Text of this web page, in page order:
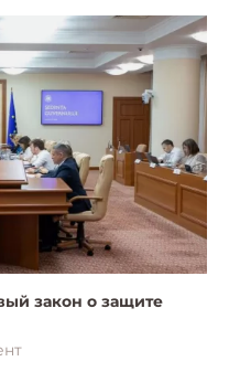
закон о защите